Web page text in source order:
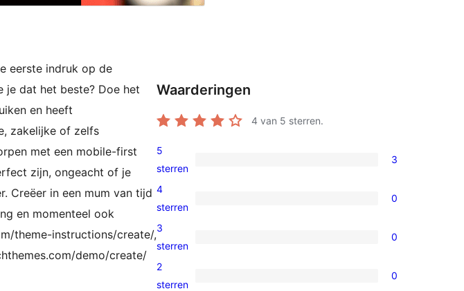
eerste indruk op de
je dat het beste? Doe het
en heeft
zakelijke of zelfs
met een mobile-first
zijn, ongeacht of je
Creëer in een mum van tijd
en momenteel ook
theme-instructions/create/,
demo/create/
Waarderingen
4 van 5 sterren.
3
5
sterren
5
sterren
3
0
4
sterren
4
sterren
0
0
3
sterren
3
sterren
0
0
2
sterren
0